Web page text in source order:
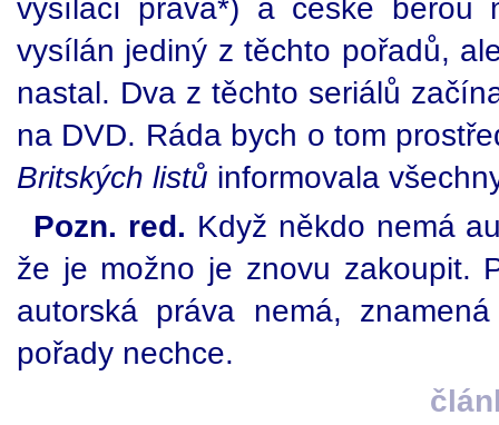
vysílací práva*) a české berou
vysílán jediný z těchto pořadů,
nastal. Dva z těchto seriálů
na DVD. Ráda bych o tom
Britských listů informovala
Pozn. red. Když někdo nemá
že je možno je znovu zakoupit.
autorská práva nemá,
pořady nechce.